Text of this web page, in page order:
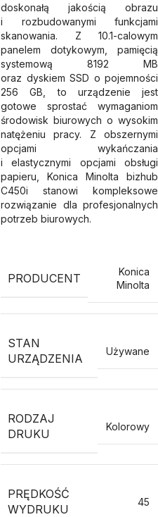
doskonałą jakością obrazu
i rozbudowanymi funkcjami
skanowania. Z 10.1-calowym
panelem dotykowym, pamięcią
systemową 8192 MB
oraz dyskiem SSD o pojemności
256 GB, to urządzenie jest
gotowe sprostać wymaganiom
środowisk biurowych o wysokim
natężeniu pracy. Z obszernymi
opcjami wykańczania
i elastycznymi opcjami obsługi
papieru, Konica Minolta bizhub
C450i stanowi kompleksowe
rozwiązanie dla profesjonalnych
potrzeb biurowych.
PRODUCENT
Konica
Minolta
STAN
URZĄDZENIA
Używane
RODZAJ
DRUKU
Kolorowy
PRĘDKOŚĆ
WYDRUKU
45